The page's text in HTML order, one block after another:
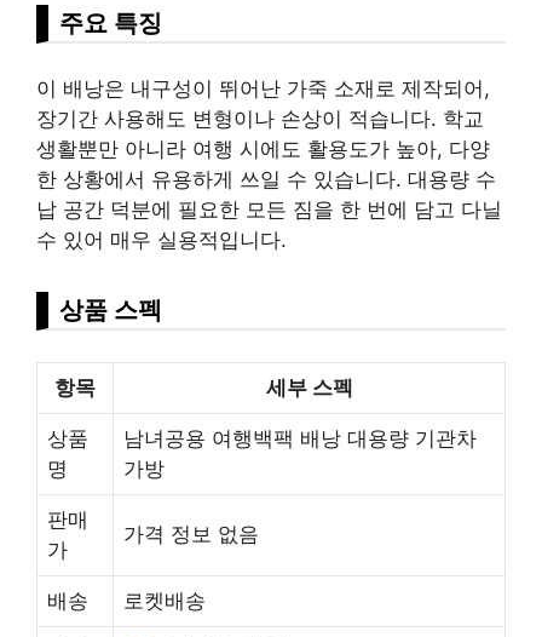
주요 특징
이 배낭은 내구성이 뛰어난 가죽 소재로 제작되어,
장기간 사용해도 변형이나 손상이 적습니다. 학교
생활뿐만 아니라 여행 시에도 활용도가 높아, 다양
한 상황에서 유용하게 쓰일 수 있습니다. 대용량 수
납 공간 덕분에 필요한 모든 짐을 한 번에 담고 다닐
수 있어 매우 실용적입니다.
상품 스펙
항목 세부 스펙
상품
명
남녀공용 여행백팩 배낭 대용량 기관차
가방
판매
가
가격 정보 없음
배송 로켓배송